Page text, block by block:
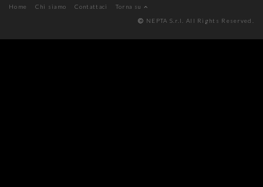
Home Chi siamo Contattaci
Torna su
NEPTA S.r.l. All Rights Reserved.